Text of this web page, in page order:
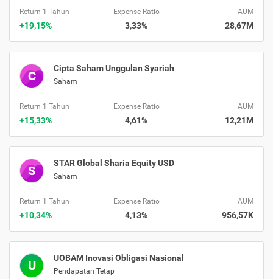
Return 1 Tahun
+19,15%
Expense Ratio
3,33%
AUM
28,67M
C
Cipta Saham Unggulan Syariah
Saham
Return 1 Tahun
+15,33%
Expense Ratio
4,61%
AUM
12,21M
S
STAR Global Sharia Equity USD
Saham
Return 1 Tahun
+10,34%
Expense Ratio
4,13%
AUM
956,57K
U
UOBAM Inovasi Obligasi Nasional
Pendapatan Tetap